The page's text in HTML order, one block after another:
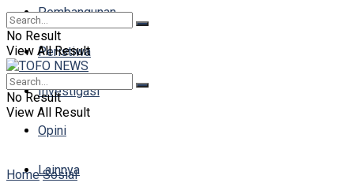
Pembangunan
Peristiwa
Investigasi
Opini
Lainnya
No Result
View All Result
No Result
View All Result
Home Sosial